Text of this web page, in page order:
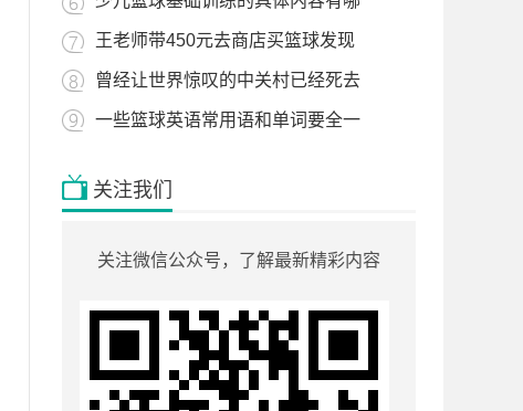
王老师带450元去商店买篮球发现
曾经让世界惊叹的中关村已经死去
一些篮球英语常用语和单词要全一
关注我们
关注微信公众号，了解最新精彩内容